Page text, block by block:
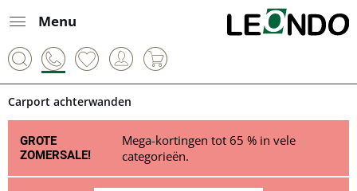
Menu
Carport achterwanden
GROTE
ZOMERSALE!
Mega-kortingen tot 65 % in vele
categorieën.